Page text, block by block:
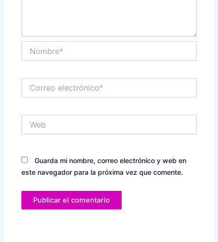
electrónico*
Guarda mi nombre, correo electrónico y web en
este navegador para la próxima vez que comente.